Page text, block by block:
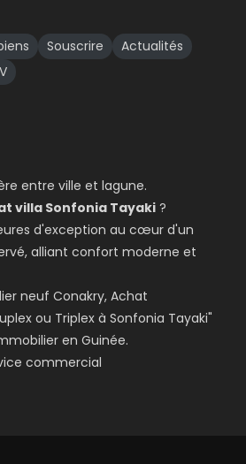
Souscrire
Actualités
entre ville et lagune.
villa Sonfonia Tayaki?
d'exception au cœur d'un
alliant confort moderne et
neuf Conakry, Achat
ou Triplex à Sonfonia Tayaki"
en Guinée.
commercial